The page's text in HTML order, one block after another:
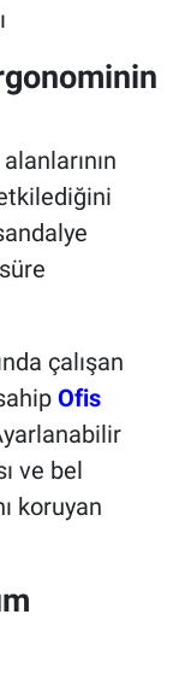
çalışan
Ofis
ve bel
koruyan